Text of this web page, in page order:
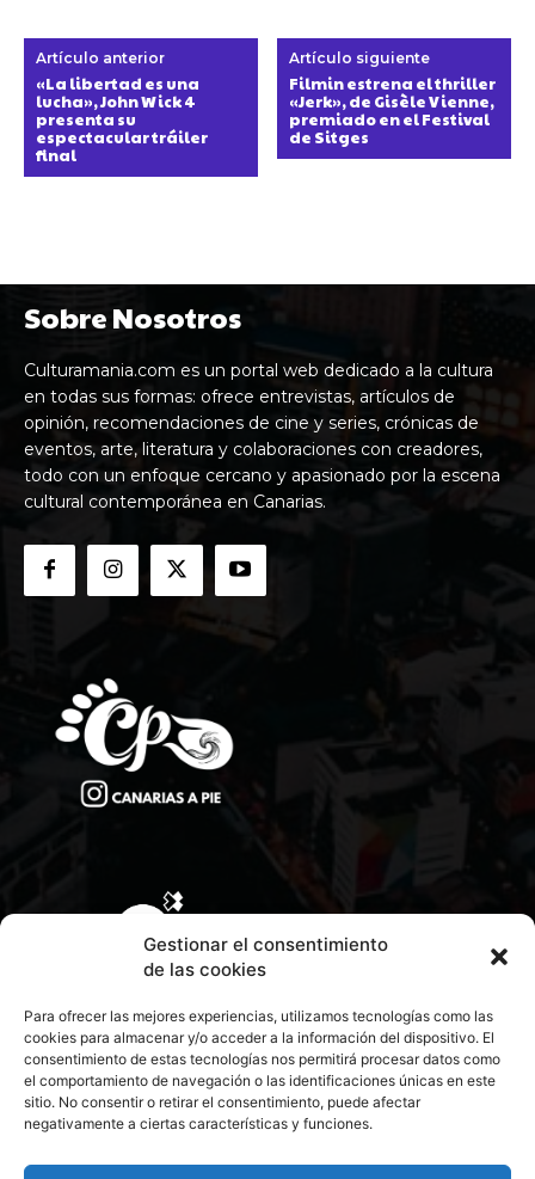
Gestionar el consentimiento
de las cookies
Para ofrecer las mejores experiencias, utilizamos tecnologías como las
cookies para almacenar y/o acceder a la información del dispositivo. El
consentimiento de estas tecnologías nos permitirá procesar datos como
el comportamiento de navegación o las identificaciones únicas en este
sitio. No consentir o retirar el consentimiento, puede afectar
negativamente a ciertas características y funciones.
Artículo anterior
«La libertad es una
lucha», John Wick 4
presenta su
espectacular tráiler
final
Artículo siguiente
Filmin estrena el thriller
«Jerk», de Gisèle Vienne,
premiado en el Festival
de Sitges
Sobre Nosotros
Culturamania.com es un portal web dedicado a la cultura
en todas sus formas: ofrece entrevistas, artículos de
opinión, recomendaciones de cine y series, crónicas de
eventos, arte, literatura y colaboraciones con creadores,
todo con un enfoque cercano y apasionado por la escena
cultural contemporánea en Canarias.
CONTACTA CON NOSOTROS